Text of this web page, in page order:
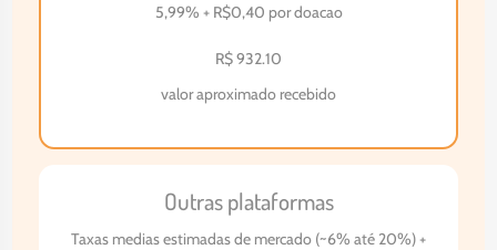
5,99% + R$0,40 por doacao
R$932.10
valor aproximado recebido
Outras plataformas
Taxas medias estimadas de mercado (~6% até 20%) +